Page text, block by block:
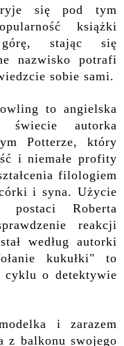
się pod tym
książki
stając się
nazwisko potrafi
sobie sami.
to angielska
świecie autorka
Potterze, który
i niemałe profity
filologiem
i syna. Użycie
postaci Roberta
reakcji
według autorki
kukułki" to
cyklu o detektywie
i zarazem
z balkonu swojego